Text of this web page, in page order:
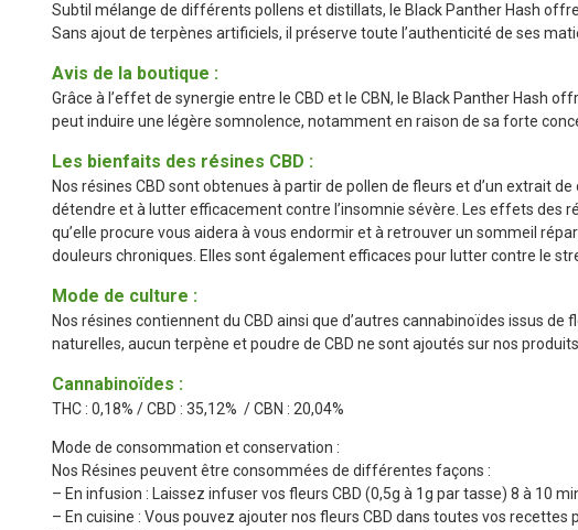
Subtil mélange de différents pollens et distillats, le Black Panther Hash
Sans ajout de terpènes artificiels, il préserve toute l’authenticité de ses
Avis de la boutique :
Grâce à l’effet de synergie entre le CBD et le CBN, le Black Panther Hash
peut induire une légère somnolence, notamment en raison de sa forte
Les bienfaits des résines CBD :
Nos résines CBD sont obtenues à partir de pollen de fleurs et d’un extrait
détendre et à lutter efficacement contre l’insomnie sévère. Les effets des
qu’elle procure vous aidera à vous endormir et à retrouver un sommeil
douleurs chroniques. Elles sont également efficaces pour lutter contre le
Mode de culture :
Nos résines contiennent du CBD ainsi que d’autres cannabinoïdes issus
naturelles, aucun terpène et poudre de CBD ne sont ajoutés sur nos
Cannabinoïdes :
THC : 0,18% / CBD : 35,12% / CBN : 20,04%
Mode de consommation et conservation :
Nos Résines peuvent être consommées de différentes façons :
– En infusion : Laissez infuser vos fleurs CBD (0,5g à 1g par tasse) 8 à 10
– En cuisine : Vous pouvez ajouter nos fleurs CBD dans toutes vos recettes